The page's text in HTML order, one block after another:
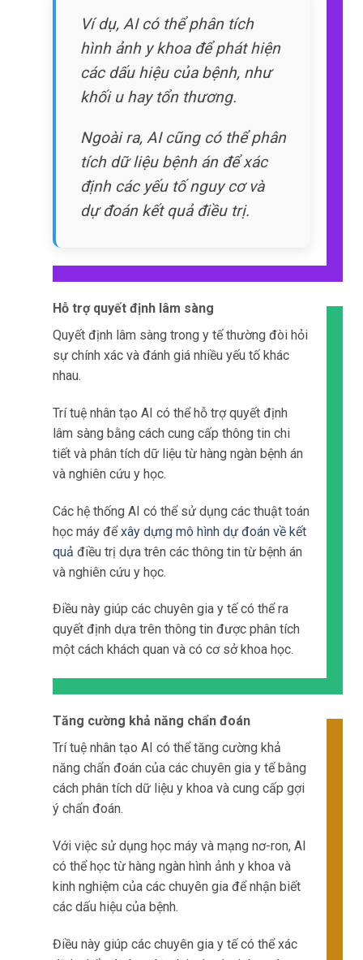
LỢI ÍCH CỦA MẠNG 5G VỚI Y TẾ
Tăng tốc độ truyền thông dữ liệu
Một trong những lợi ích lớn nhất của mạng 5G
trong việc chia sẻ dữ liệu y tế là tốc độ truyền
thông dữ liệu nhanh hơn.
Với mạng 5G, tốc độ truyền thông dữ liệu có
thể lên đến hàng chục lần so với mạng 4G
truyền thống.
Điều này cho phép việc chia sẻ và truy cập dữ
liệu y tế trở nên nhanh chóng và hiệu quảhơn.
Ví dụ, khi một bác sĩ muốn
một bệnh nhân, họ có thể
nhanh chóng truy cập vào hồ
qua mạng 5G.
Điều này giúp giảm thiểu thời
gian chờ đợi và mang lại lợi
ích cho cả bác sĩ và bệnh
nhân.
Đảm bảo an toàn và bảo mật dữ liệu
là vô cùng quan trọng.